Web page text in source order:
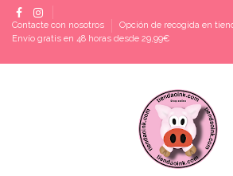
Contacte con nosotros
Opción de recogida en
Envío gratis en 48 horas desde 29,99€